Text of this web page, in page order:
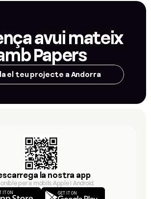
avui mateix
Papers
el teu projecte a Andorra
la nostra app
per a mòbils Apple i Android.
IT ON GET IT ON